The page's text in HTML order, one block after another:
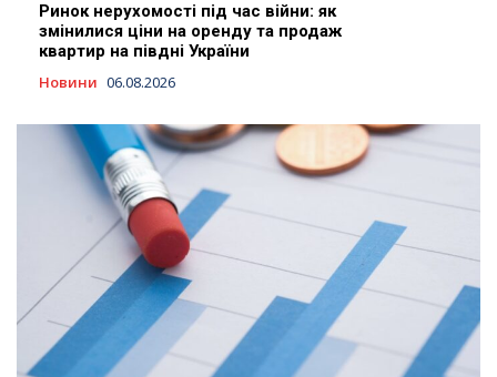
Ринок нерухомості під час війни: як
змінилися ціни на оренду та продаж
квартир на півдні України
Новини 06.08.2026